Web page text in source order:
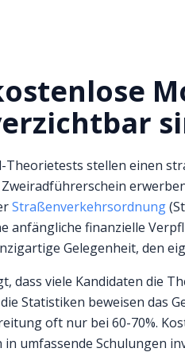
stellen einen
Straßenverkehrsordnung
anfängliche finanzielle
Gelegenheit, den
dass viele Kandidaten die
Statistiken beweisen das
oft nur bei 60-70%.
umfassende Schulungen